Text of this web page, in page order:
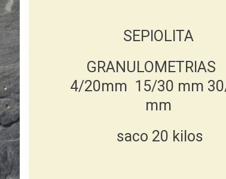
SEPIOLITA
GRANULOMETRIAS
4/20mm 15/30 mm
mm
saco 20 kilos